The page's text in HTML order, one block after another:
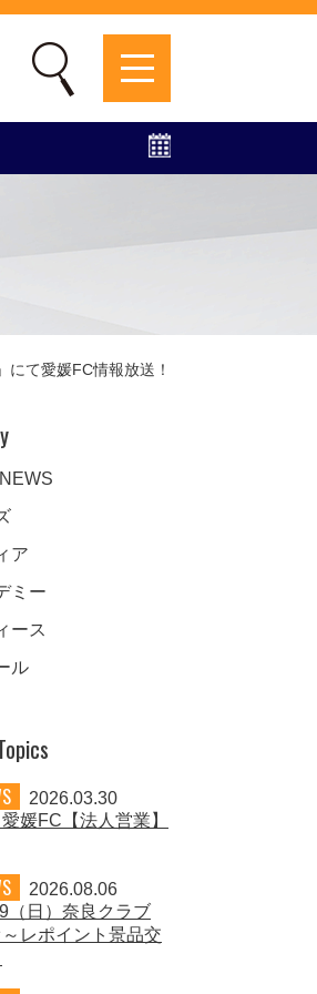
にて愛媛FC情報放送！
ア
ミー
ース
ル
2026.03.30
愛媛FC【法人営業】
2026.08.06
（日）奈良クラブ
レポイント景品交